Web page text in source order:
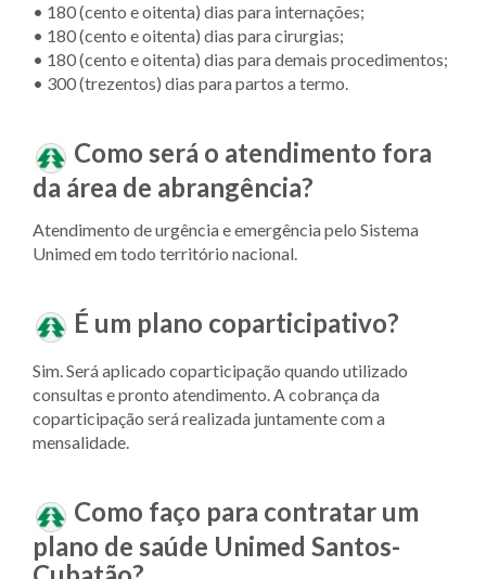
• 180 (cento e oitenta) dias para internações;
• 180 (cento e oitenta) dias para cirurgias;
• 180 (cento e oitenta) dias para demais procedimentos;
• 300 (trezentos) dias para partos a termo.
Como será o atendimento fora
da área de abrangência?
Atendimento de urgência e emergência pelo Sistema
Unimed em todo território nacional.
É um plano coparticipativo?
Sim. Será aplicado coparticipação quando utilizado
consultas e pronto atendimento. A cobrança da
coparticipação será realizada juntamente com a
mensalidade.
Como faço para contratar um
plano de saúde Unimed Santos-